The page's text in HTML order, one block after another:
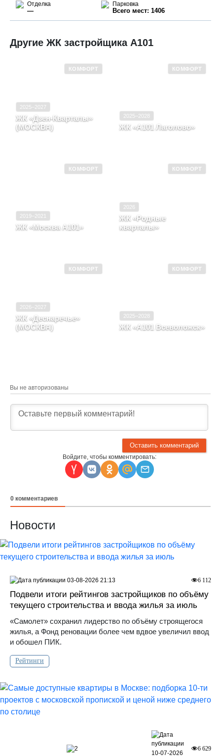
Отделка
—
Парковка
Всего мест: 1406
Другие ЖК застройщика А101
КОМФОРТ
2025–2027
ЖК «Дзен-Кварталы»
(МОСКВА)
КОМФОРТ
2025–2028
ЖК «А101 Лаголово»
КОМФОРТ
2019–2021
ЖК «Москва А101»
КОМФОРТ
2026
ЖК «Родные
кварталы»
КОМФОРТ
2026–2027
ЖК «Деснаречье»
(МОСКВА)
КОМФОРТ
2025–2028
ЖК «А101 Всеволожск»
Вы не авторизованы
Войдите, чтобы комментировать:
0 комментариев
Новости
Подвели итоги рейтингов застройщиков по объёму
текущего строительства и ввода жилья за июль
«Самолет» сохранил лидерство по объёму строящегося
жилья, а Фонд реновации более чем вдвое увеличил ввод
и обошел ПИК.
Рейтинги
6 112
03-08-2026 21:13
2 6 629
10-07-2026